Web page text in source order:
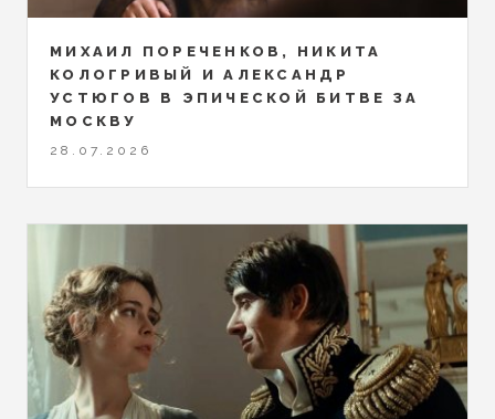
МИХАИЛ ПОРЕЧЕНКОВ, НИКИТА
КОЛОГРИВЫЙ И АЛЕКСАНДР
УСТЮГОВ В ЭПИЧЕСКОЙ БИТВЕ ЗА
МОСКВУ
28.07.2026